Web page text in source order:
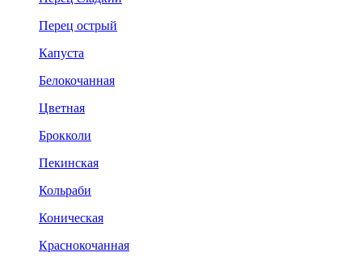
Перец острый
Капуста
Белокочанная
Цветная
Брокколи
Пекинская
Кольраби
Коническая
Краснокочанная